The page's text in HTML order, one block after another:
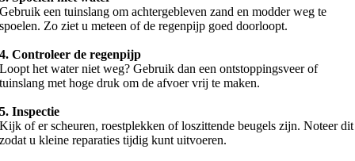
Gebruik een tuinslang om achtergebleven zand en modder weg te
spoelen. Zo ziet u meteen of de regenpijp goed doorloopt.
4. Controleer de regenpijp
Loopt het water niet weg? Gebruik dan een ontstoppingsveer of
tuinslang met hoge druk om de afvoer vrij te maken.
5. Inspectie
Kijk of er scheuren, roestplekken of loszittende beugels zijn. Noteer dit
zodat u kleine reparaties tijdig kunt uitvoeren.